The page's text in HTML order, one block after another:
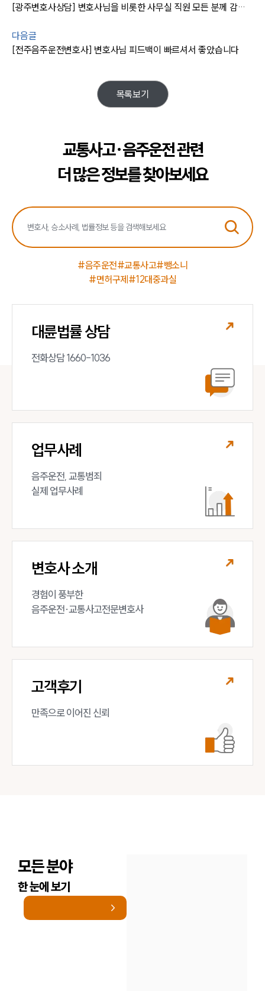
사례분석/최신동향
법률정보
업무분야
음주교통사고대응부 업무
구성원 소개
음주운전·교통사고전문변호사추천
법률 블로그
법률서식
세미나
대륜법률상담예약
대륜법률상담예약
[광주변호사상담] 변호사님을 비롯한 사무실 직원 모든 분께 감사합니다.
다음글
[전주음주운전변호사] 변호사님 피드백이 빠르셔서 좋았습니다
목록보기
교통사고·음주운전 관련
더 많은 정보를 찾아보세요
#음주운전#교통사고#뺑소니
#면허구제 #12대중과실
대륜법률 상담
전화상담 1660-1036
업무사례
음주운전, 교통범죄
실제 업무사례
변호사 소개
경험이 풍부한
음주운전·교통사고전문변호사
고객후기
만족으로 이어진 신뢰
모든 분야
한 눈에 보기